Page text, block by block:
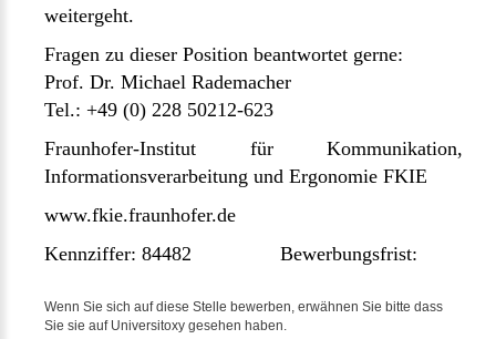
weitergeht.
Fragen zu dieser Position beantwortet gerne:
Prof. Dr. Michael Rademacher
Tel.: +49 (0) 228 50212-623
Fraunhofer-Institut für Kommunikation,
Informationsverarbeitung und Ergonomie FKIE
www.fkie.fraunhofer.de
Kennziffer: 84482 Bewerbungsfrist:
Wenn Sie sich auf diese Stelle bewerben, erwähnen Sie bitte dass
Sie sie auf Universitoxy gesehen haben.